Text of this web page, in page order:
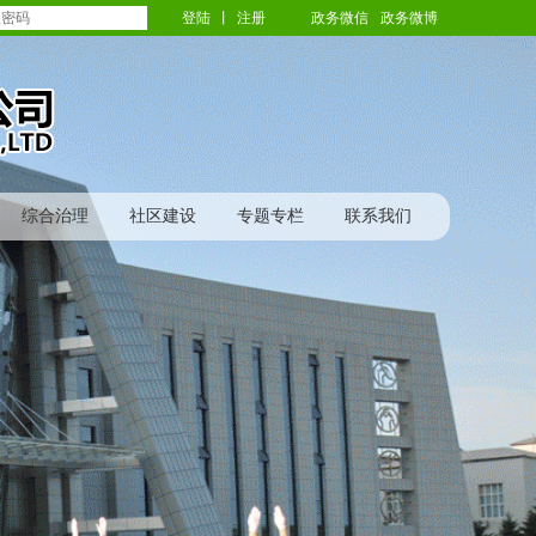
登陆 注册 政务微信 政务微博
综合治理 社区建设 专题专栏 联系我们